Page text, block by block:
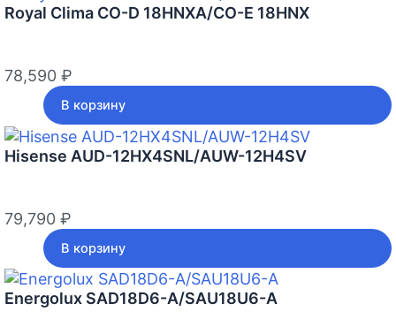
Royal Clima CO-D 18HNXA/CO-E 18HNX
78,590 ₽
В корзину
Hisense AUD-12HX4SNL/AUW-12H4SV
79,790 ₽
В корзину
Energolux SAD18D6-A/SAU18U6-A